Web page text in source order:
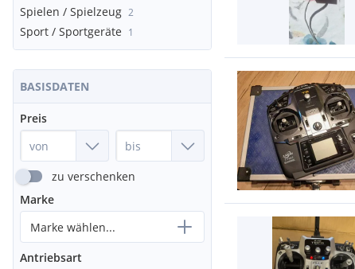
Spielen / Spielzeug 2
Sport / Sportgeräte 1
BASISDATEN
Preis
zu verschenken
Marke
Marke wählen...
Antriebsart